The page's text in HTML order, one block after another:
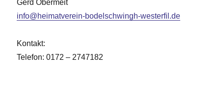
Gerd Obermeit
info@heimatverein-bodelschwingh-westerfil.de
Kontakt:
Telefon: 0172 – 2747182